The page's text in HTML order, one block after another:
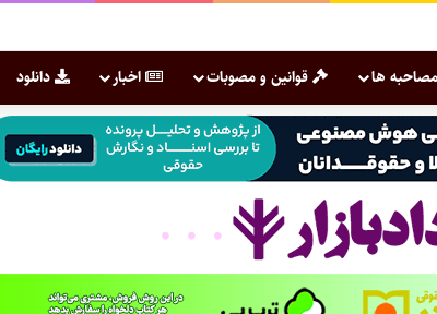
ها قوانین و مصوبات اخبار دانلود